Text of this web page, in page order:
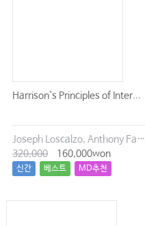
Harrison`s Principles of Inter...
Joseph Loscalzo, Anthony Fauci, Dennis Kasper, Stephen Hauser, Dan Longo, J. Larry Jameson
320,000
160,000won
신간 베스트 MD추천